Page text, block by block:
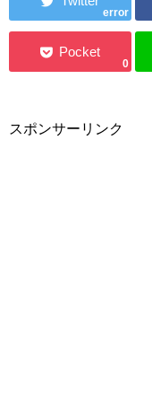
error
0
スポンサーリンク